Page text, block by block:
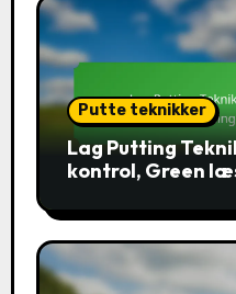
Putte teknikker
Lag Putting
kontrol, Green